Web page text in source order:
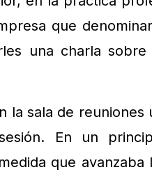
que
una charla
la sala de
En un
que